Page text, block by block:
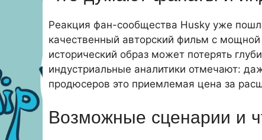
Реакция фан-сообщества Husky уже
качественный авторский фильм с
исторический образ может потерять
индустриальные аналитики отмечают:
продюсеров это приемлемая цена за
Возможные сценарии и